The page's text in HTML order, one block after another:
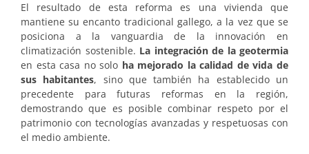
El resultado de esta reforma es una vivienda que
mantiene su encanto tradicional gallego, a la vez que se
posiciona a la vanguardia de la innovación en
climatización sostenible. La integración de la geotermia
en esta casa no solo ha mejorado la calidad de vida de
sus habitantes, sino que también ha establecido un
precedente para futuras reformas en la región,
demostrando que es posible combinar respeto por el
patrimonio con tecnologías avanzadas y respetuosas con
el medio ambiente.